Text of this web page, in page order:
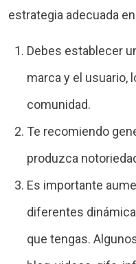
estrategia adecuada
Debes establecer
marca y el usuario,
comunidad.
Te recomiendo
produzca
Es importante
diferentes
que tengas.